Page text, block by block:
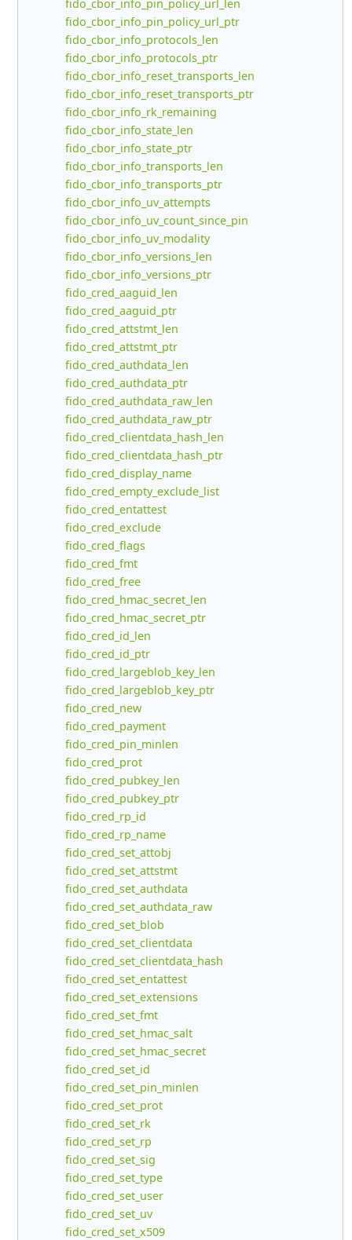
fido_cbor_info_pin_policy_url_len
fido_cbor_info_pin_policy_url_ptr
fido_cbor_info_protocols_len
fido_cbor_info_protocols_ptr
fido_cbor_info_reset_transports_len
fido_cbor_info_reset_transports_ptr
fido_cbor_info_rk_remaining
fido_cbor_info_state_len
fido_cbor_info_state_ptr
fido_cbor_info_transports_len
fido_cbor_info_transports_ptr
fido_cbor_info_uv_attempts
fido_cbor_info_uv_count_since_pin
fido_cbor_info_uv_modality
fido_cbor_info_versions_len
fido_cbor_info_versions_ptr
fido_cred_aaguid_len
fido_cred_aaguid_ptr
fido_cred_attstmt_len
fido_cred_attstmt_ptr
fido_cred_authdata_len
fido_cred_authdata_ptr
fido_cred_authdata_raw_len
fido_cred_authdata_raw_ptr
fido_cred_clientdata_hash_len
fido_cred_clientdata_hash_ptr
fido_cred_display_name
fido_cred_empty_exclude_list
fido_cred_entattest
fido_cred_exclude
fido_cred_flags
fido_cred_fmt
fido_cred_free
fido_cred_hmac_secret_len
fido_cred_hmac_secret_ptr
fido_cred_id_len
fido_cred_id_ptr
fido_cred_largeblob_key_len
fido_cred_largeblob_key_ptr
fido_cred_new
fido_cred_payment
fido_cred_pin_minlen
fido_cred_prot
fido_cred_pubkey_len
fido_cred_pubkey_ptr
fido_cred_rp_id
fido_cred_rp_name
fido_cred_set_attobj
fido_cred_set_attstmt
fido_cred_set_authdata
fido_cred_set_authdata_raw
fido_cred_set_blob
fido_cred_set_clientdata
fido_cred_set_clientdata_hash
fido_cred_set_entattest
fido_cred_set_extensions
fido_cred_set_fmt
fido_cred_set_hmac_salt
fido_cred_set_hmac_secret
fido_cred_set_id
fido_cred_set_pin_minlen
fido_cred_set_prot
fido_cred_set_rk
fido_cred_set_rp
fido_cred_set_sig
fido_cred_set_type
fido_cred_set_user
fido_cred_set_uv
fido_cred_set_x509